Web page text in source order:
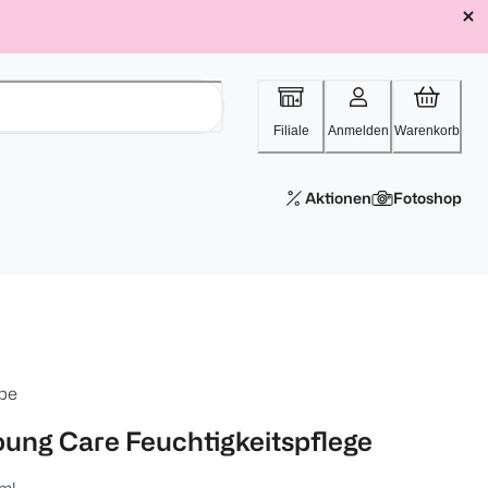
Filiale Anmelden Warenkorb
Aktionen Fotoshop
Care Feuchtigkeitspflege